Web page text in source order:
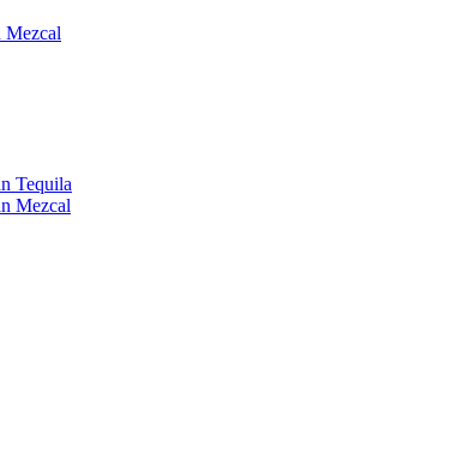
Mezcal
Tequila
Mezcal